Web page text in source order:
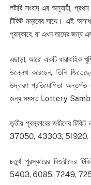
লটারি সংবাদ এর অনুযায়ী,
টিকিট নম্বরের সাথে। এই
পুরস্কারে, যা এখন তাদের জন্য
এছাড়া, আরো একটি ধারাবাহিক
উল্লেখ করেছেন, তিনি
উদ্বারণ প্রতিযোগিতা
জন্য সমস্ত Lottery Sambad
তৃতীয় পুরস্কারের জয়ীদের
37050, 43303, 51920,
চতুর্থ পুরস্কারের
5403, 6085, 7249,